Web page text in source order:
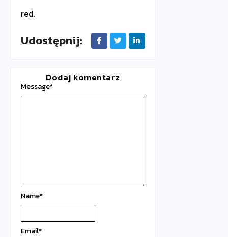
red.
Udostępnij:
Dodaj komentarz
Message*
Name*
Email*